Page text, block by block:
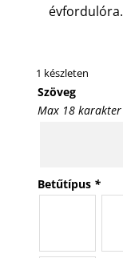
évfordulóra.
1 készleten
Szöveg
Max 18 karakter
Betűtípus *